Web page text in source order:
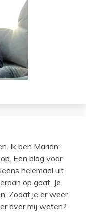
Ik ben Marion:
Een blog voor
helemaal uit
op gaat. Je
Zodat je er weer
over mij weten?